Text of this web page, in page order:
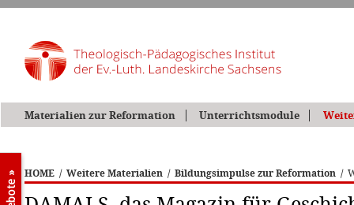
Materialien zur Reformation Unterrichtsmodule
HOME / Weitere Materialien / Bildungsimpulse zur Reformation /